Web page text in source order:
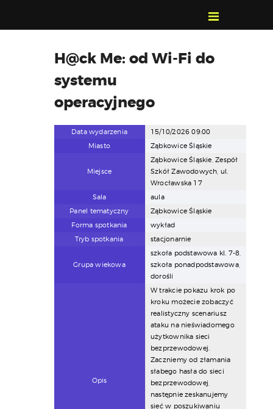
PAMIĘTAJ!
O FESTIWALU
PROGRAM
WYSZUKIWARKA
WYDARZEŃ
H@ck Me: od Wi-Fi do
systemu
operacyjnego
Data wydarzenia
15/10/2026 09:00
Miasto
Ząbkowice Śląskie
Miejsce
Ząbkowice Śląskie, Zespół
Szkół Zawodowych, ul.
Wrocławska 17
Sala
aula
Panel tematyczny
Ząbkowice Śląskie
Forma spotkania
wykład
Tryb spotkania
stacjonarnie
Grupa wiekowa
szkoła podstawowa kl. 7-8,
szkoła ponadpodstawowa,
dorośli
Opis
W trakcie pokazu krok po
kroku możecie zobaczyć
realistyczny scenariusz
ataku na nieświadomego
użytkownika sieci
bezprzewodowej.
Zaczniemy od złamania
słabego hasła do sieci
bezprzewodowej,
następnie zeskanujemy
sieć w poszukiwaniu